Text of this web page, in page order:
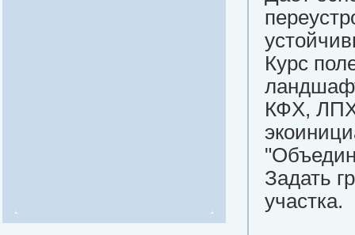
Курс
КФХ,
Задать
участка.